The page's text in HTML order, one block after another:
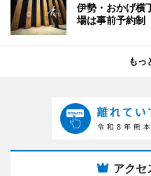
伊勢・おかげ横
場は事前予約制
もっ
アクセ